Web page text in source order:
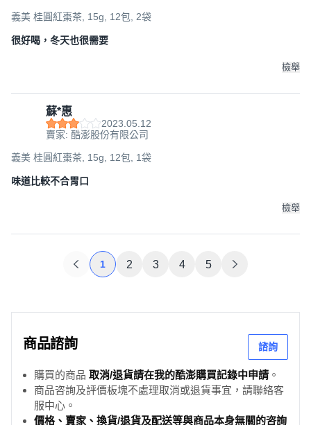
義美 桂圓紅棗茶, 15g, 12包, 2袋
很好喝，冬天也很需要
檢舉
蘇*惠
2023.05.12
賣家: 酷澎股份有限公司
義美 桂圓紅棗茶, 15g, 12包, 1袋
味道比較不合胃口
檢舉
1 2 3 4 5
商品諮詢 諮詢
購買的商品 取消/退貨請在我的酷澎購買記錄中申請 。
商品咨詢及評價板塊不處理取消或退貨事宜，請聯絡客
服中心。
價格、賣家、換貨/退貨及配送等與商品本身無關的咨詢